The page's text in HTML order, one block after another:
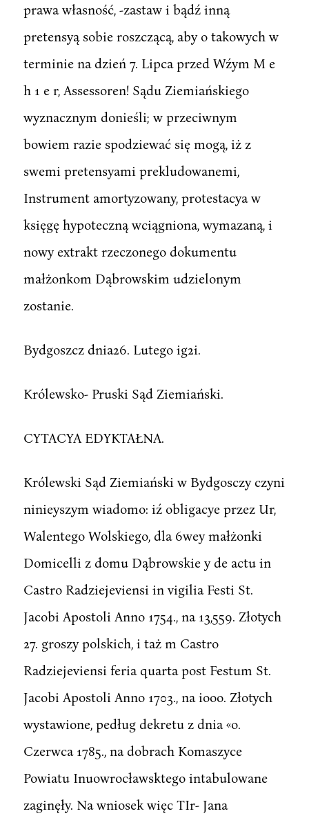
prawa własność, -zastaw i bądź inną
pretensyą sobie roszczącą, aby o takowych w
terminie na dzień 7. Lipca przed Wźym M e
h 1 e r, Assessoren! Sądu Ziemiańskiego
wyznacznym donieśli; w przeciwnym
bowiem razie spodziewać się mogą, iż z
swemi pretensyami prekludowanemi,
Instrument amortyzowany, protestacya w
księgę hypoteczną wciągniona, wymazaną, i
nowy extrakt rzeczonego dokumentu
małżonkom Dąbrowskim udzielonym
zostanie.
Bydgoszcz dnia26. Lutego ig2i.
Królewsko- Pruski Sąd Ziemiański.
CYTACYA EDYKTAŁNA.
Królewski Sąd Ziemiański w Bydgosczy czyni
ninieyszym wiadomo: iź obligacye przez Ur,
Walentego Wolskiego, dla 6wey małżonki
Domicelli z domu Dąbrowskie y de actu in
Castro Radziejeviensi in vigilia Festi St.
Jacobi Apostoli Anno 1754., na 13,559. Złotych
27. groszy polskich, i taż m Castro
Radziejeviensi feria quarta post Festum St.
Jacobi Apostoli Anno 1703., na iooo. Złotych
wystawione, pedług dekretu z dnia «o.
Czerwca 1785., na dobrach Komaszyce
Powiatu Inuowrocławsktego intabulowane
zaginęły. Na wniosek więc TIr- Jana